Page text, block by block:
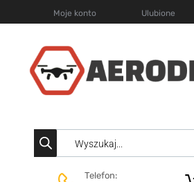
Moje konto Ulubione
Telefon: